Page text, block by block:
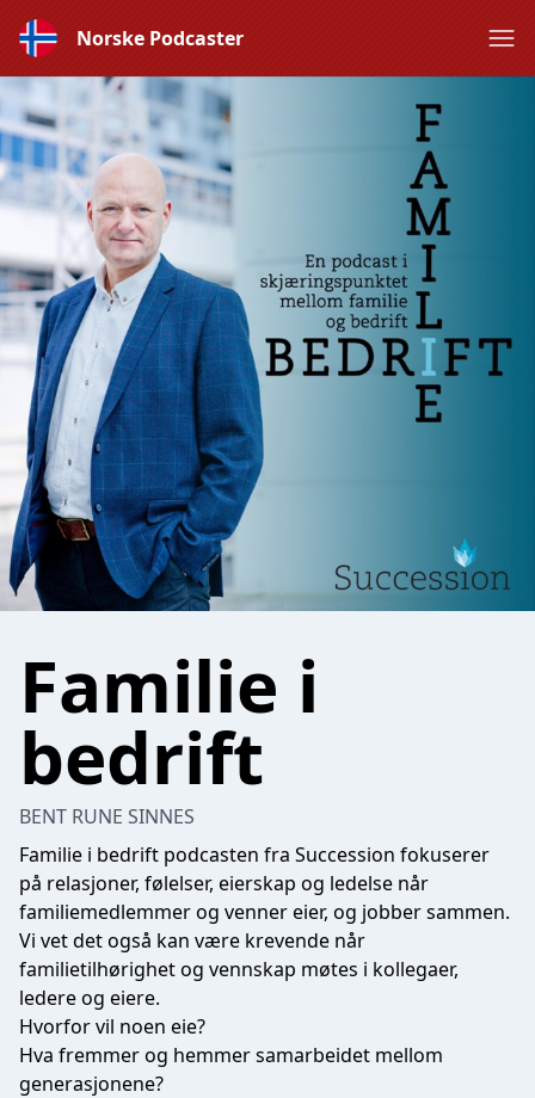
Norske Podcaster
Familie i
bedrift
BENT RUNE SINNES
Familie i bedrift podcasten fra Succession fokuserer
på relasjoner, følelser, eierskap og ledelse når
familiemedlemmer og venner eier, og jobber sammen.
Vi vet det også kan være krevende når
familietilhørighet og vennskap møtes i kollegaer,
ledere og eiere.
Hvorfor vil noen eie?
Hva fremmer og hemmer samarbeidet mellom
generasjonene?